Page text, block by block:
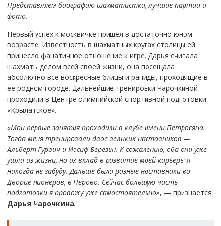
Представляем биографию шахматистки, лучшие партии и
фото.
Первый успех к москвичке пришел в достаточно юном
возрасте. Известность в шахматных кругах столицы ей
принесло фанатичное отношение к игре. Дарья считала
шахматы делом всей своей жизни, она посещала
абсолютно все воскресные блицы и рапиды, проходящие в
ее родном городе. Дальнейшие тренировки Чарочкиной
проходили в Центре олимпийской спортивной подготовки
«Крылатское».
«Мои первые занятия проходили в клубе имени Петросяна.
Тогда меня тренировали двое великих наставников —
Альберт Гурвич и Иосиф Березин. К сожалению, оба они уже
ушли из жизни, но их вклад в развитие моей карьеры я
никогда не забуду. Дальше были разные наставники во
Дворце пионеров, в Перово. Сейчас большую часть
подготовки я провожу уже самостоятельно», — признается
Дарья Чарочкина.